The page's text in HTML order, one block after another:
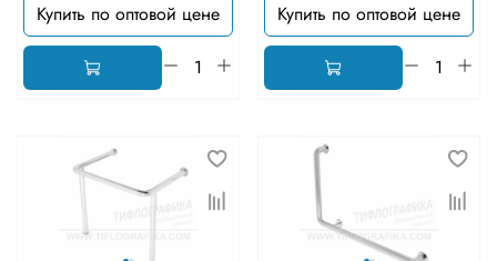
Купить по оптовой цене Купить по оптовой цене